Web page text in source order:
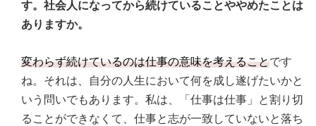
す。社会人になってから続けていることややめたことは
ありますか。
変わらず続けているのは仕事の意味を考えることです
ね。それは、自分の人生において何を成し遂げたいかと
いう問いでもあります。私は、「仕事は仕事」と割り切
ることができなくて、仕事と志が一致していないと落ち